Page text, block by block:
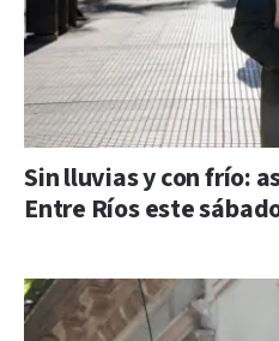
Sin lluvias y con frío:
Entre Ríos este